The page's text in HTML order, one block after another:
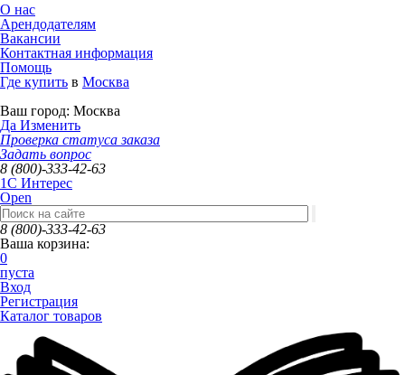
О нас
Арендодателям
Вакансии
Контактная информация
Помощь
Где купить в Москва
Ваш город: Москва
Да Изменить
Проверка статуса заказа
Задать вопрос
8 (800)-333-42-63
1C Интерес
Open
8 (800)-333-42-63
Ваша корзина:
0
пуста
Вход
Регистрация
Каталог товаров